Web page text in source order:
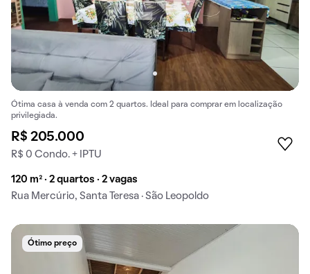
Ótima casa à venda com 2 quartos. Ideal para comprar em localização
privilegiada.
R$ 205.000
R$ 0 Condo. + IPTU
120 m² · 2 quartos · 2 vagas
Rua Mercúrio, Santa Teresa · São Leopoldo
Ótimo preço